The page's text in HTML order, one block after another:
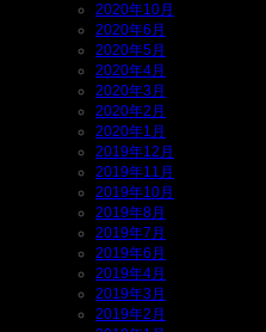
2020年10月
2020年6月
2020年5月
2020年4月
2020年3月
2020年2月
2020年1月
2019年12月
2019年11月
2019年10月
2019年8月
2019年7月
2019年6月
2019年4月
2019年3月
2019年2月